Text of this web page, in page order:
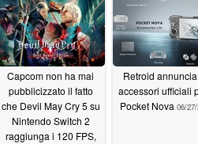
Capcom non ha mai
pubblicizzato il fatto
che Devil May Cry 5 su
Nintendo Switch 2
raggiunga i 120 FPS,
Retroid
accessori ufficiali
Pocket Nova 06/